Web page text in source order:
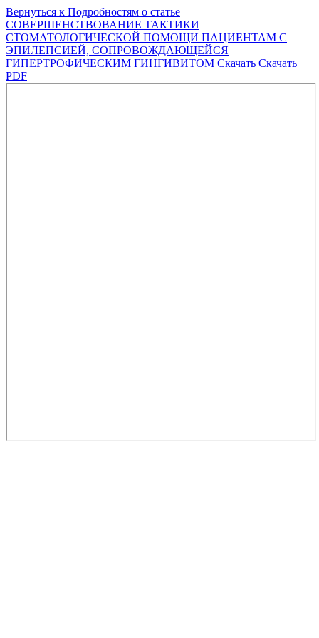
Вернуться к Подробностям о статье
СОВЕРШЕНСТВОВАНИЕ ТАКТИКИ
СТОМАТОЛОГИЧЕСКОЙ ПОМОЩИ ПАЦИЕНТАМ С
ЭПИЛЕПСИЕЙ, СОПРОВОЖДАЮЩЕЙСЯ
ГИПЕРТРОФИЧЕСКИМ ГИНГИВИТОМ Скачать Скачать
PDF